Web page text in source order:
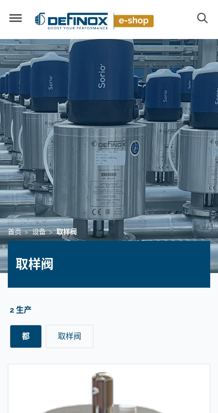
首页 > 设备 > 取样阀
取样阀
2 生产
都 取样阀